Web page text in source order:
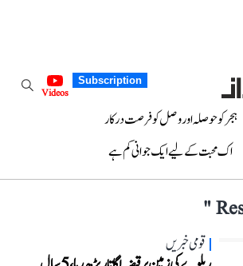
Subscription
Videos
ہجر کو حوصلہ اور وصل کو فرصت درکار
اک محبت کے لیے ایک جوانی کم ہے
"
قومی خبریں